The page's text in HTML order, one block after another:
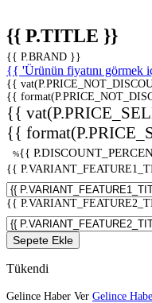
{{ P.TITLE }}
{{ P.BRAND }}
{{ 'Ürünün fiyatını görmek
{{
{{
{{
{{
%{{
{{
{{
Sepete Ekle
Tükendi
Gelince Haber Ver Gelince